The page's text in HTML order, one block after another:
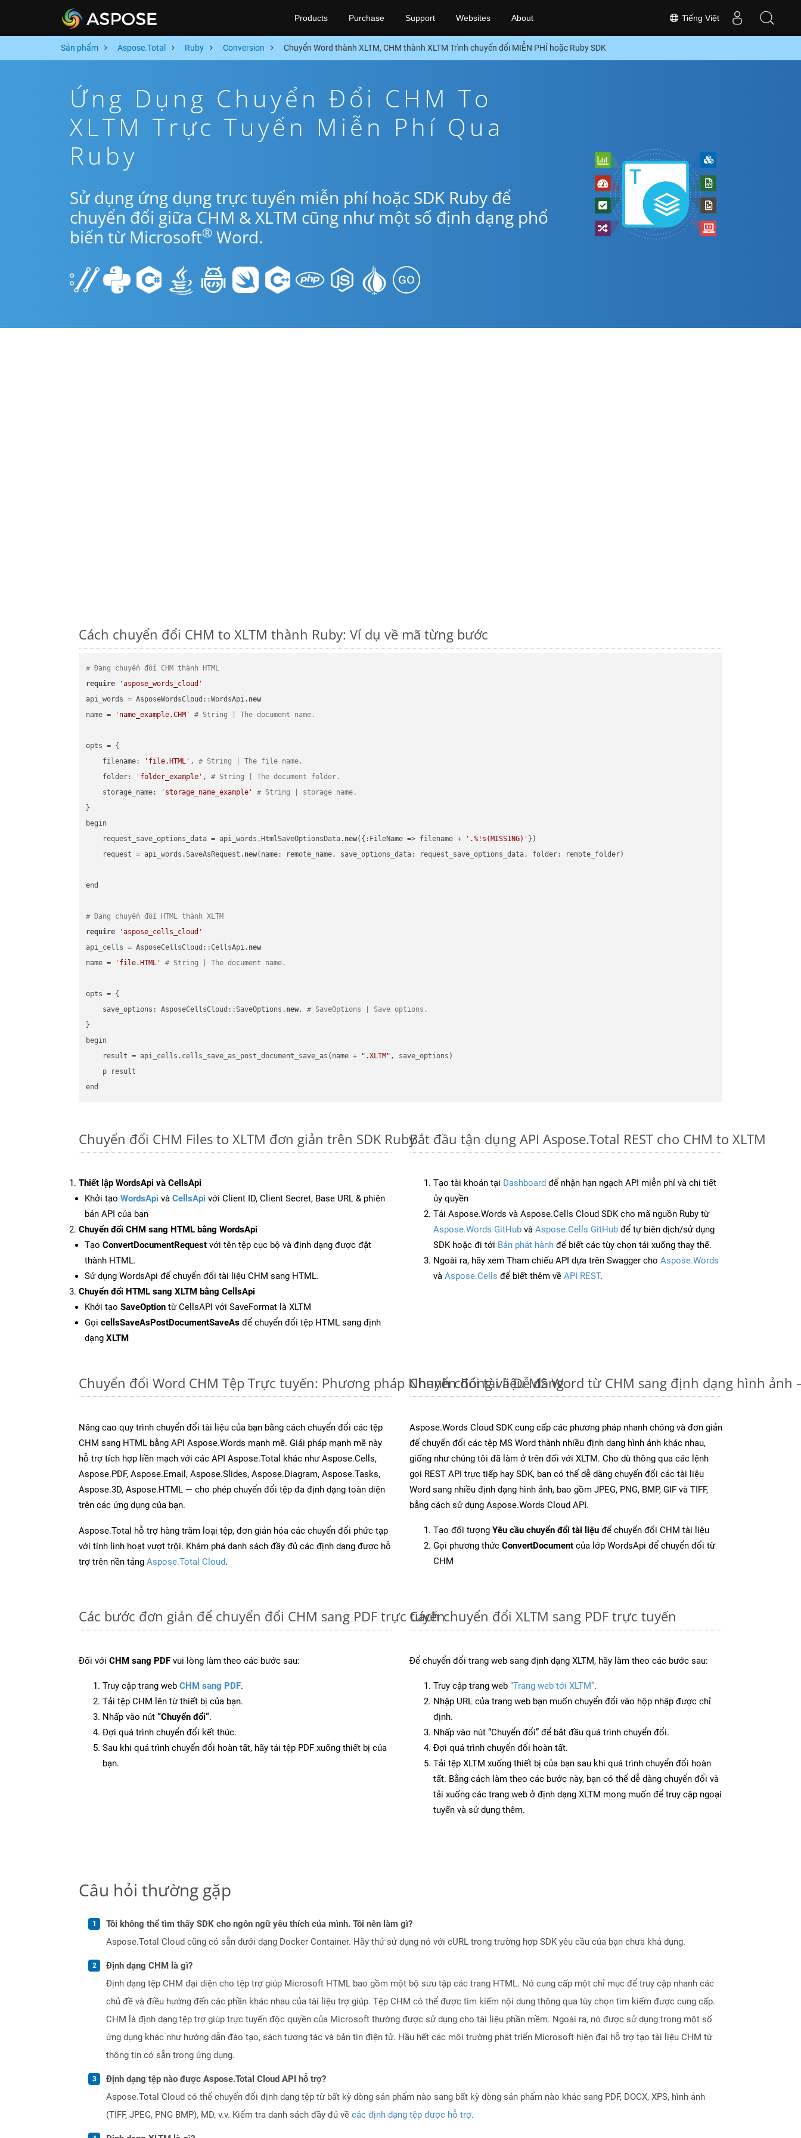
Tiếng Việt
Products Purchase Support Websites About
Sản phẩm Aspose.Total Ruby Conversion Chuyển Word thành XLTM, CHM thành XLTM Trình chuyển đổi MIỄN PHÍ hoặc Ruby SDK
Ứng Dụng Chuyển Đổi CHM To
XLTM Trực Tuyến Miễn Phí Qua
Ruby
Sử dụng ứng dụng trực tuyến miễn phí hoặc SDK Ruby để
chuyển đổi giữa CHM & XLTM cũng như một số định dạng phổ
biến từ Microsoft® Word.
Cách chuyển đổi CHM to XLTM thành Ruby: Ví dụ về mã từng bước
# Đang chuyển đổi CHM thành HTML
require
'aspose_words_cloud'
api_words = AsposeWordsCloud::WordsApi. new
name =
'name_example.CHM' # String | The document name.
opts = {
    filename:
'file.HTML' , # String | The file name.
    folder:
'folder_example' , # String | The document folder.
    storage_name:
'storage_name_example'
# String | storage name.
}
begin
    request_save_options_data = api_words.HtmlSaveOptionsData.
new({:FileName => filename + '.%!s(MISSING)' })
    request = api_words.SaveAsRequest.
new(name: remote_name, save_options_data: request_save_options_data, folder: remote_folder)
end
# Đang chuyển đổi HTML thành XLTM
require
'aspose_cells_cloud'
api_cells = AsposeCellsCloud::CellsApi. new
name =
'file.HTML' # String | The document name.
opts = {
    save_options: AsposeCellsCloud::SaveOptions.
new, # SaveOptions | Save options.
}
begin
    result = api_cells.cells_save_as_post_document_save_as(name +
".XLTM" , save_options)
    p result
Chuyển đổi CHM Files to XLTM đơn giản trên SDK Ruby
Thiết lập WordsApi và CellsApi
Khởi tạo WordsApi và CellsApi với Client ID, Client Secret, Base URL & phiên
bản API của bạn
Chuyển đổi CHM sang HTML bằng WordsApi
Tạo ConvertDocumentRequest với tên tệp cục bộ và định dạng được đặt
thành HTML.
Sử dụng WordsApi để chuyển đổi tài liệu CHM sang HTML.
Chuyển đổi HTML sang XLTM bằng CellsApi
Khởi tạo SaveOption từ CellsAPI với SaveFormat là XLTM
Gọi cellsSaveAsPostDocumentSaveAs để chuyển đổi tệp HTML sang định
dạng XLTM
Bắt đầu tận dụng API Aspose.Total REST cho CHM to XLTM
Tạo tài khoản tại Dashboard để nhận hạn ngạch API miễn phí và chi tiết
ủy quyền
Tải Aspose.Words và Aspose.Cells Cloud SDK cho mã nguồn Ruby từ
Aspose.Words GitHub và Aspose.Cells GitHub để tự biên dịch/sử dụng
SDK hoặc đi tới Bản phát hành để biết các tùy chọn tải xuống thay thế.
Ngoài ra, hãy xem Tham chiếu API dựa trên Swagger cho Aspose.Words
và Aspose.Cells để biết thêm về API REST.
Chuyển đổi Word CHM Tệp Trực tuyến: Phương pháp Nhanh chóng và Dễ dàng
Nâng cao quy trình chuyển đổi tài liệu của bạn bằng cách chuyển đổi các tệp
CHM sang HTML bằng API Aspose.Words mạnh mẽ. Giải pháp mạnh mẽ này
hỗ trợ tích hợp liền mạch với các API Aspose.Total khác như Aspose.Cells,
Aspose.PDF, Aspose.Email, Aspose.Slides, Aspose.Diagram, Aspose.Tasks,
Aspose.3D, Aspose.HTML — cho phép chuyển đổi tệp đa định dạng toàn diện
trên các ứng dụng của bạn.
Aspose.Total hỗ trợ hàng trăm loại tệp, đơn giản hóa các chuyển đổi phức tạp
với tính linh hoạt vượt trội. Khám phá danh sách đầy đủ các định dạng được hỗ
trợ trên nền tảng Aspose.Total Cloud.
Chuyển đổi tài liệu MS Word từ CHM sang định dạng hình ảnh
Aspose.Words Cloud SDK cung cấp các phương pháp nhanh chóng và đơn giản
để chuyển đổi các tệp MS Word thành nhiều định dạng hình ảnh khác nhau,
giống như chúng tôi đã làm ở trên đối với XLTM. Cho dù thông qua các lệnh
gọi REST API trực tiếp hay SDK, bạn có thể dễ dàng chuyển đổi các tài liệu
Word sang nhiều định dạng hình ảnh, bao gồm JPEG, PNG, BMP, GIF và TIFF,
bằng cách sử dụng Aspose.Words Cloud API.
Tạo đối tượng Yêu cầu chuyển đổi tài liệu để chuyển đổi CHM tài liệu
Gọi phương thức ConvertDocument của lớp WordsApi để chuyển đổi từ
CHM
Các bước đơn giản để chuyển đổi CHM sang PDF trực tuyến
Đối với CHM sang PDF vui lòng làm theo các bước sau:
Truy cập trang web CHM sang PDF.
Tải tệp CHM lên từ thiết bị của bạn.
Nhấp vào nút “Chuyển đổi”.
Đợi quá trình chuyển đổi kết thúc.
Sau khi quá trình chuyển đổi hoàn tất, hãy tải tệp PDF xuống thiết bị của
bạn.
Cách chuyển đổi XLTM sang PDF trực tuyến
Để chuyển đổi trang web sang định dạng XLTM, hãy làm theo các bước sau:
Truy cập trang web “Trang web tới XLTM”.
Nhập URL của trang web bạn muốn chuyển đổi vào hộp nhập được chỉ
định.
Nhấp vào nút “Chuyển đổi” để bắt đầu quá trình chuyển đổi.
Đợi quá trình chuyển đổi hoàn tất.
Tải tệp XLTM xuống thiết bị của bạn sau khi quá trình chuyển đổi hoàn
tất. Bằng cách làm theo các bước này, bạn có thể dễ dàng chuyển đổi và
tải xuống các trang web ở định dạng XLTM mong muốn để truy cập ngoại
tuyến và sử dụng thêm.
Câu hỏi thường gặp
Tôi không thể tìm thấy SDK cho ngôn ngữ yêu thích của mình. Tôi nên làm gì?
Aspose.Total Cloud cũng có sẵn dưới dạng Docker Container. Hãy thử sử dụng nó với cURL trong trường hợp SDK yêu cầu của bạn chưa khả dụng.
Định dạng CHM là gì?
Định dạng tệp CHM đại diện cho tệp trợ giúp Microsoft HTML bao gồm một bộ sưu tập các trang HTML. Nó cung cấp một chỉ mục để truy cập nhanh các
chủ đề và điều hướng đến các phần khác nhau của tài liệu trợ giúp. Tệp CHM có thể được tìm kiếm nội dung thông qua tùy chọn tìm kiếm được cung cấp.
CHM là định dạng tệp trợ giúp trực tuyến độc quyền của Microsoft thường được sử dụng cho tài liệu phần mềm. Ngoài ra, nó được sử dụng trong một số
ứng dụng khác như hướng dẫn đào tạo, sách tương tác và bản tin điện tử. Hầu hết các môi trường phát triển Microsoft hiện đại hỗ trợ tạo tài liệu CHM từ
thông tin có sẵn trong ứng dụng.
Định dạng tệp nào được Aspose.Total Cloud API hỗ trợ?
Aspose.Total Cloud có thể chuyển đổi định dạng tệp từ bất kỳ dòng sản phẩm nào sang bất kỳ dòng sản phẩm nào khác sang PDF, DOCX, XPS, hình ảnh
(TIFF, JPEG, PNG BMP), MD, v.v. Kiểm tra danh sách đầy đủ về các định dạng tệp được hỗ trợ.